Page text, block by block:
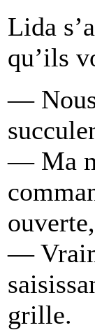
Lida
qu’ils
— Nous
— Ma
—
grille.